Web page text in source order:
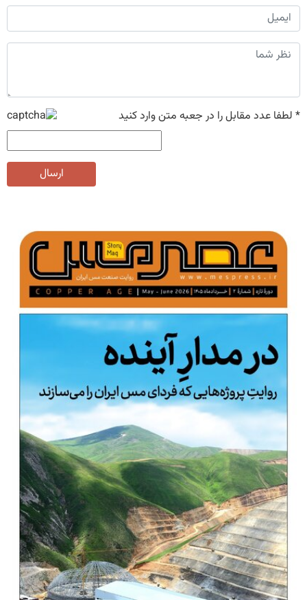
* لطفا عدد مقابل را در جعبه متن وارد کنید
ارسال